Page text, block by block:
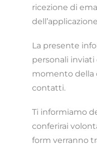
ricezione di
La presente
personali inviati
momento della
contatti.
Ti informiamo
conferirai
form verranno